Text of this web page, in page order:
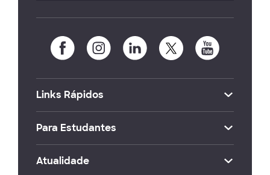
Links Rápidos
Para Estudantes
Atualidade